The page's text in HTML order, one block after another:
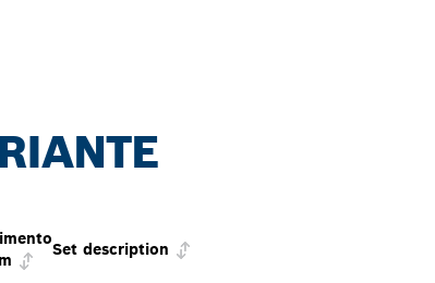
Set description